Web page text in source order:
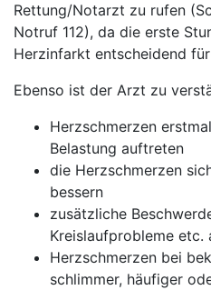
Rettung/Notarzt zu rufen
Notruf 112), da die erste
Herzinfarkt entscheidend
Ebenso ist der Arzt zu
Herzschmerzen
Belastung auftreten
die Herzschmerzen
bessern
zusätzliche
Kreislaufprobleme etc.
Herzschmerzen bei
schlimmer, häufiger